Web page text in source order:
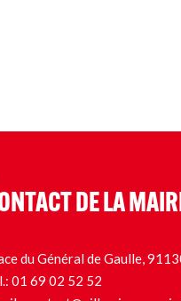
DE LA
du Général de Gaulle,
01 69 02 52 52